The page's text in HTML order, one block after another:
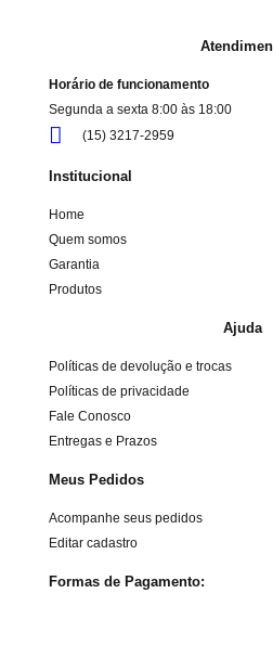
Horário de funcionamento
Segunda a sexta 8:00 às 18:00
(15) 3217-2959
Institucional
Home
Quem somos
Garantia
Produtos
Ajuda
Políticas de devolução e trocas
Políticas de privacidade
Fale Conosco
Entregas e Prazos
Meus Pedidos
Acompanhe seus pedidos
Editar cadastro
Formas de Pagamento: